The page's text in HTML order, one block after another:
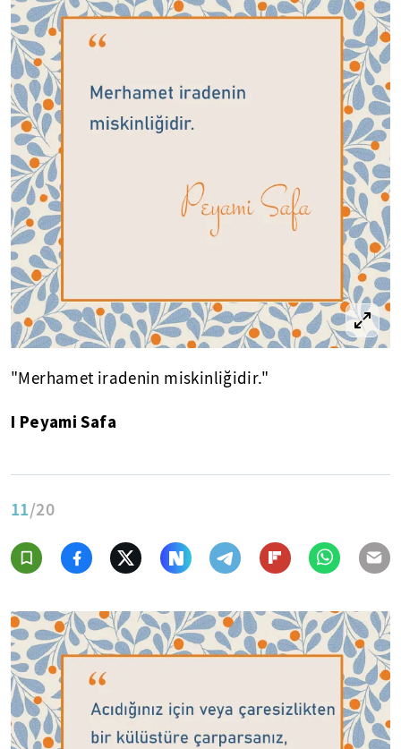
"Merhamet iradenin miskinliğidir."
I Peyami Safa
11/20